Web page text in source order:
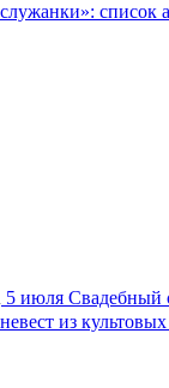
служанки»: список
5 июля Свадебный
невест из